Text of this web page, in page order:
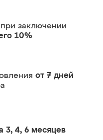
при заключении
10%
от 7 дней
3, 4, 6 месяцев